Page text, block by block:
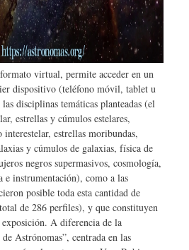
virtual, permite acceder en un
dispositivo (teléfono móvil, tablet u
disciplinas temáticas planteadas (el
estrellas y cúmulos estelares,
interestelar, estrellas moribundas,
y cúmulos de galaxias, física de
negros supermasivos, cosmología,
e instrumentación), como a las
posible toda esta cantidad de
de 286 perfiles), y que constituyen
A diferencia de la
Astrónomas”, centrada en las